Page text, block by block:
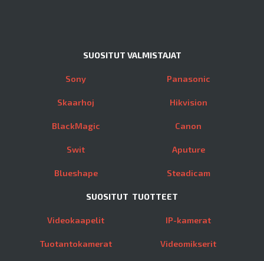
SUOSITUT VALMISTAJAT
Sony
Skaarhoj
BlackMagic
Swit
Blueshape
Panasonic
Hikvision
Canon
Aputure
Steadicam
SUOSITUT TUOTTEET
Videokaapelit
Tuotantokamerat
IP-kamerat
Videomikserit